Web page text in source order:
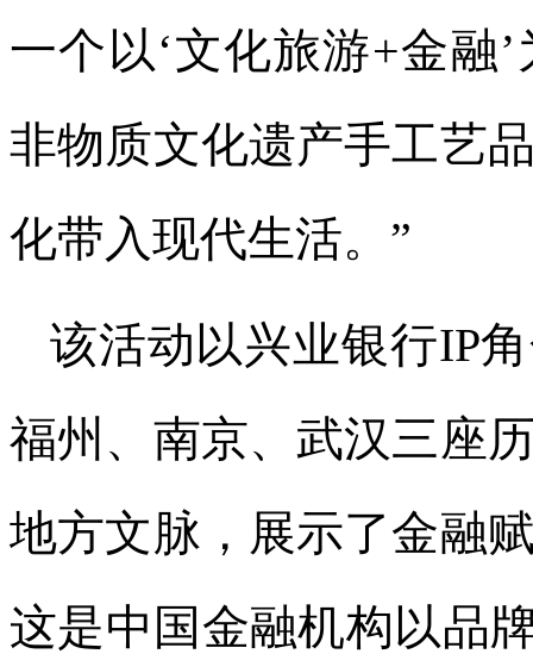
一个以‘文化旅游+金融
非物质文化遗产手工艺
化带入现代生活。”
该活动以兴业银行IP
福州、南京、武汉三座
地方文脉，展示了金融
这是中国金融机构以品